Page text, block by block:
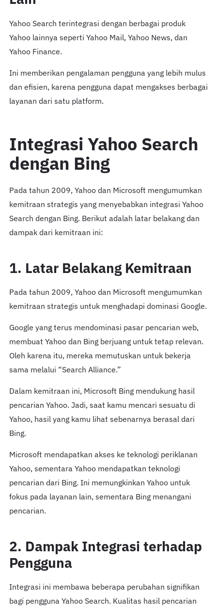
Yahoo Search terintegrasi dengan berbagai produk
Yahoo lainnya seperti Yahoo Mail, Yahoo News, dan
Yahoo Finance.
Ini memberikan pengalaman pengguna yang lebih mulus
dan efisien, karena pengguna dapat mengakses berbagai
layanan dari satu platform.
Integrasi Yahoo Search
dengan Bing
Pada tahun 2009, Yahoo dan Microsoft mengumumkan
kemitraan strategis yang menyebabkan integrasi Yahoo
Search dengan Bing. Berikut adalah latar belakang dan
dampak dari kemitraan ini:
1. Latar Belakang Kemitraan
Pada tahun 2009, Yahoo dan Microsoft mengumumkan
kemitraan strategis untuk menghadapi dominasi Google.
Google yang terus mendominasi pasar pencarian web,
membuat Yahoo dan Bing berjuang untuk tetap relevan.
Oleh karena itu, mereka memutuskan untuk bekerja
sama melalui “Search Alliance.”
Dalam kemitraan ini, Microsoft Bing mendukung hasil
pencarian Yahoo. Jadi, saat kamu mencari sesuatu di
Yahoo, hasil yang kamu lihat sebenarnya berasal dari
Bing.
Microsoft mendapatkan akses ke teknologi periklanan
Yahoo, sementara Yahoo mendapatkan teknologi
pencarian dari Bing. Ini memungkinkan Yahoo untuk
fokus pada layanan lain, sementara Bing menangani
pencarian.
2. Dampak Integrasi terhadap
Pengguna
Integrasi ini membawa beberapa perubahan signifikan
bagi pengguna Yahoo Search. Kualitas hasil pencarian